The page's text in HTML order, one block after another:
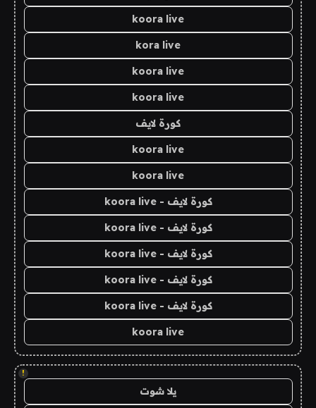
koora live
kora live
koora live
koora live
كورة لايف
koora live
koora live
كورة لايف - koora live
كورة لايف - koora live
كورة لايف - koora live
كورة لايف - koora live
كورة لايف - koora live
koora live
!
يلا شوت